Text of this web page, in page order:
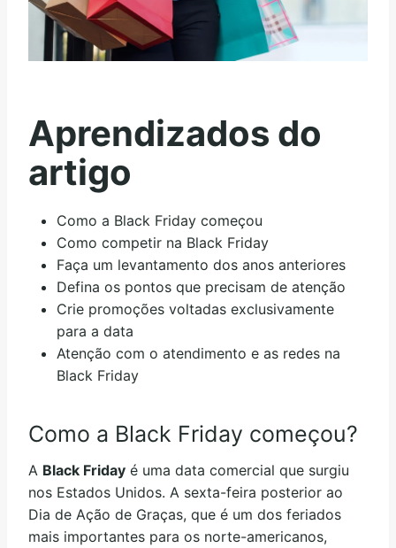
Aprendizados do
artigo
Como a Black Friday começou
Como competir na Black Friday
Faça um levantamento dos anos anteriores
Defina os pontos que precisam de atenção
Crie promoções voltadas exclusivamente
para a data
Atenção com o atendimento e as redes na
Black Friday
Como a Black Friday começou?
A Black Friday é uma data comercial que surgiu
nos Estados Unidos. A sexta-feira posterior ao
Dia de Ação de Graças, que é um dos feriados
mais importantes para os norte-americanos,